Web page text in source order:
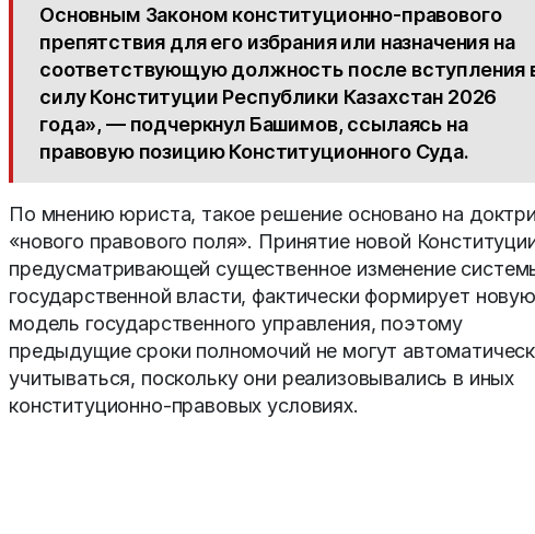
Основным Законом конституционно-правового
препятствия для его избрания или назначения на
соответствующую должность после вступления
силу Конституции Республики Казахстан 2026
года», — подчеркнул Башимов, ссылаясь на
правовую позицию Конституционного Суда.
По мнению юриста, такое решение основано на
«нового правового поля». Принятие новой
предусматривающей существенное изменение
государственной власти, фактически формирует новую
модель государственного управления, поэтому
предыдущие сроки полномочий не могут
учитываться, поскольку они реализовывались в иных
конституционно-правовых условиях.